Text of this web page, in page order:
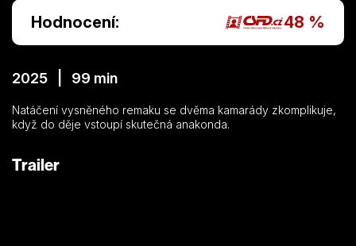
Hodnocení: 48 %
2025 | 99 min
Natáčení vysněného remaku se dvěma kamarády zkomplikuje,
když do děje vstoupí skutečná anakonda.
Trailer